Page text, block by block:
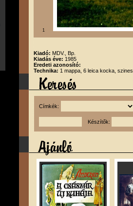
1
Kiadó: MDV., Bp.
Kiadás éve: 1985
Eredeti azonosító:
Technika: 1 mappa, 6 leica kocka, szines
Címkék:
Készítők: